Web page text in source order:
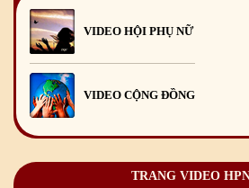
Mừng Xuân Giáp Thìn 2024
VIDEO HỘI PHỤ NỮ
VIDEO CỘNG ĐỒNG
TRANG VIDEO